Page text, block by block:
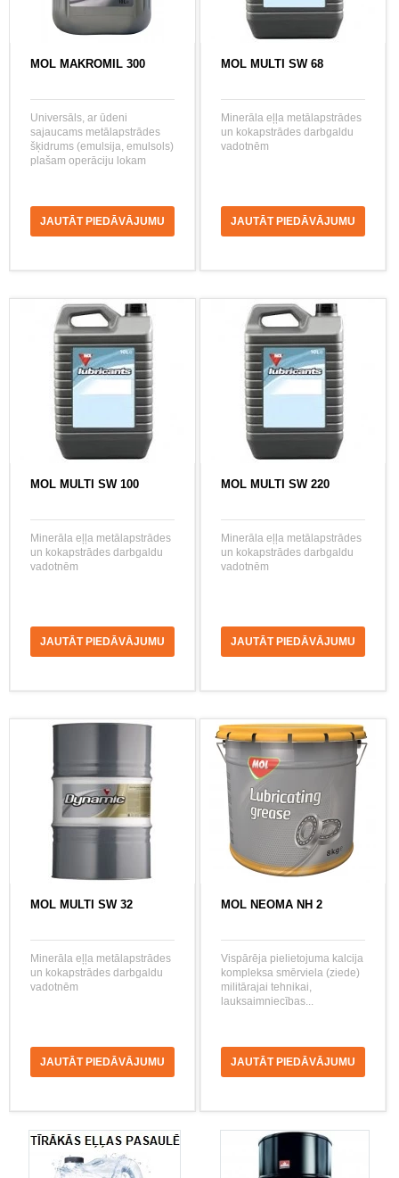
MOL MAKROMIL 300
Universāls, ar ūdeni
sajaucams metālapstrādes
šķidrums (emulsija, emulsols)
plašam operāciju lokam
JAUTĀT PIEDĀVĀJUMU
MOL MULTI SW 68
Minerāla eļļa metālapstrādes
un kokapstrādes darbgaldu
vadotnēm
JAUTĀT PIEDĀVĀJUMU
MOL MULTI SW 100
Minerāla eļļa metālapstrādes
un kokapstrādes darbgaldu
vadotnēm
JAUTĀT PIEDĀVĀJUMU
MOL MULTI SW 220
Minerāla eļļa metālapstrādes
un kokapstrādes darbgaldu
vadotnēm
JAUTĀT PIEDĀVĀJUMU
MOL MULTI SW 32
Minerāla eļļa metālapstrādes
un kokapstrādes darbgaldu
vadotnēm
JAUTĀT PIEDĀVĀJUMU
MOL NEOMA NH 2
Vispārēja pielietojuma kalcija
kompleksa smērviela (ziede)
militārajai tehnikai,
lauksaimniecības...
JAUTĀT PIEDĀVĀJUMU